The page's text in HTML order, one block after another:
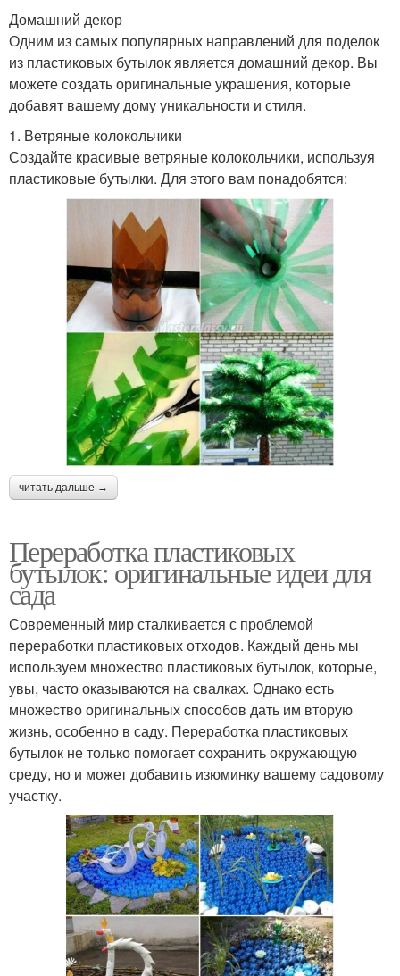
Домашний декор
Одним из самых популярных направлений для поделок
из пластиковых бутылок является домашний декор. Вы
можете создать оригинальные украшения, которые
добавят вашему дому уникальности и стиля.
1. Ветряные колокольчики
Создайте красивые ветряные колокольчики, используя
пластиковые бутылки. Для этого вам понадобятся:
читать дальше →
Переработка пластиковых
бутылок: оригинальные идеи для
сада
Современный мир сталкивается с проблемой
переработки пластиковых отходов. Каждый день мы
используем множество пластиковых бутылок, которые,
увы, часто оказываются на свалках. Однако есть
множество оригинальных способов дать им вторую
жизнь, особенно в саду. Переработка пластиковых
бутылок не только помогает сохранить окружающую
среду, но и может добавить изюминку вашему садовому
участку.